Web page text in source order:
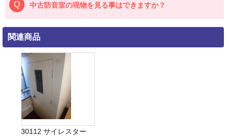
中古防音室の現物を見る事はできますか？
関連商品
30112 サイレスター